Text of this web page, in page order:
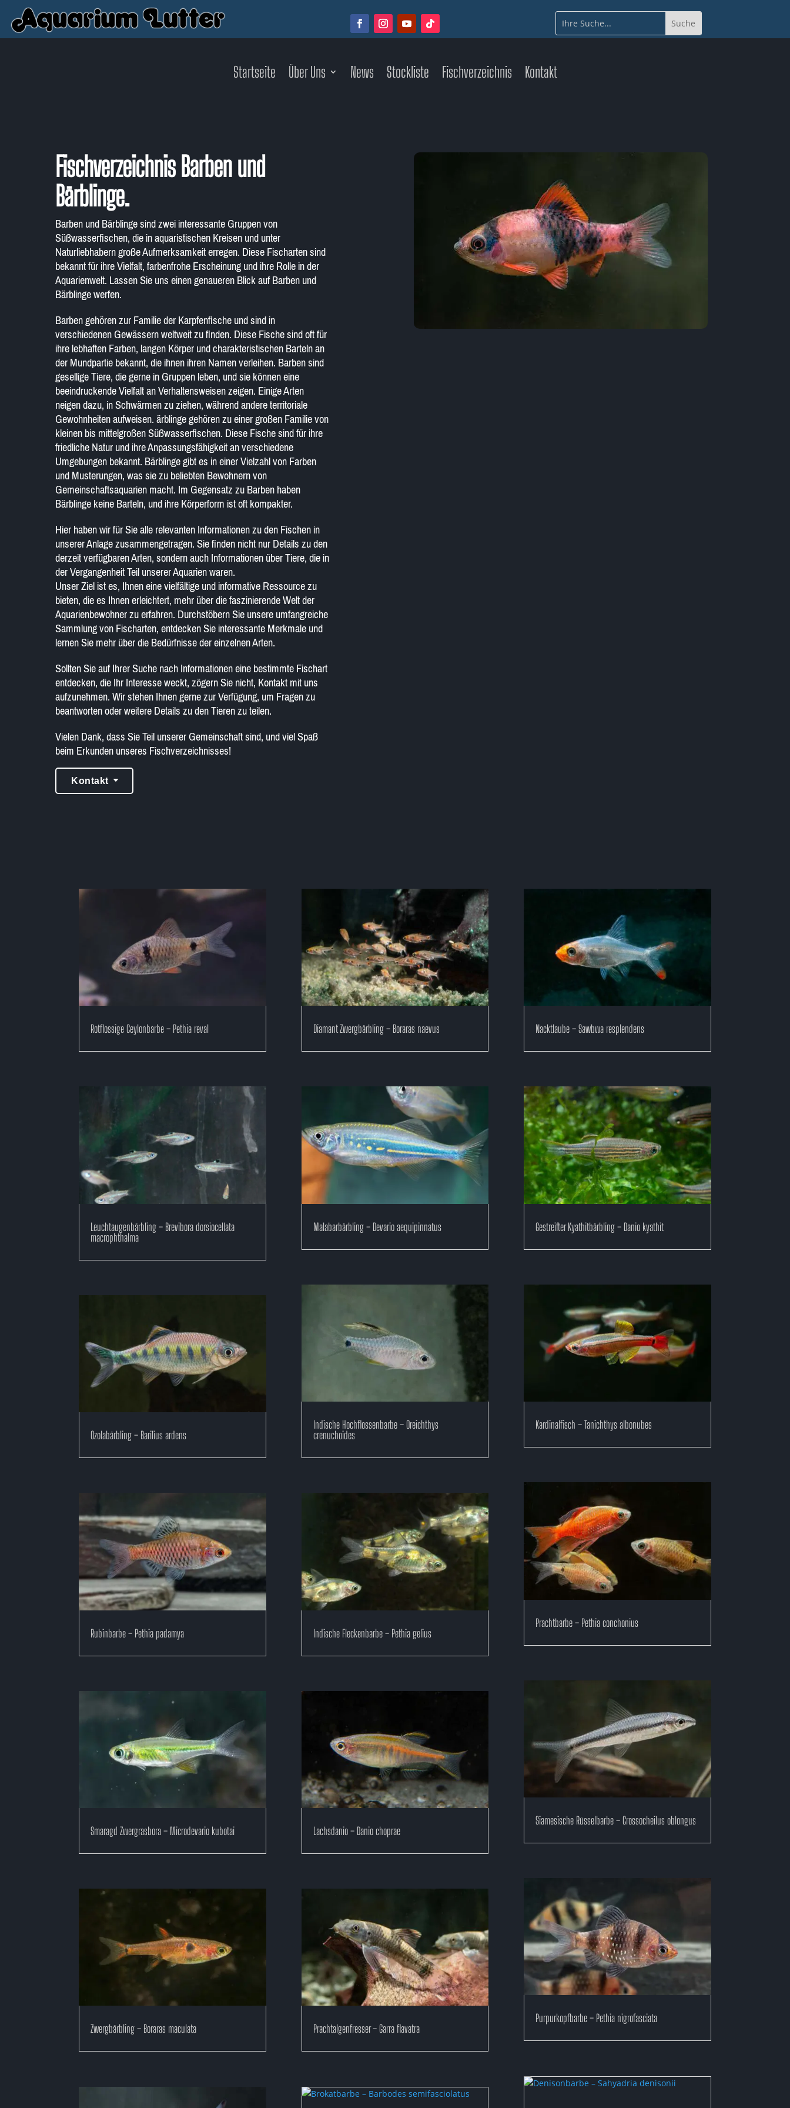
Startseite Über Uns News Stockliste Fischverzeichnis Kontakt
Fischverzeichnis Barben und
Bärblinge.
Barben und Bärblinge sind zwei interessante Gruppen von
Süßwasserfischen, die in aquaristischen Kreisen und unter
Naturliebhabern große Aufmerksamkeit erregen. Diese Fischarten sind
bekannt für ihre Vielfalt, farbenfrohe Erscheinung und ihre Rolle in der
Aquarienwelt. Lassen Sie uns einen genaueren Blick auf Barben und
Bärblinge werfen.
Barben gehören zur Familie der Karpfenfische und sind in
verschiedenen Gewässern weltweit zu finden. Diese Fische sind oft für
ihre lebhaften Farben, langen Körper und charakteristischen Barteln an
der Mundpartie bekannt, die ihnen ihren Namen verleihen. Barben sind
gesellige Tiere, die gerne in Gruppen leben, und sie können eine
beeindruckende Vielfalt an Verhaltensweisen zeigen. Einige Arten
neigen dazu, in Schwärmen zu ziehen, während andere territoriale
Gewohnheiten aufweisen. ärblinge gehören zu einer großen Familie von
kleinen bis mittelgroßen Süßwasserfischen. Diese Fische sind für ihre
friedliche Natur und ihre Anpassungsfähigkeit an verschiedene
Umgebungen bekannt. Bärblinge gibt es in einer Vielzahl von Farben
und Musterungen, was sie zu beliebten Bewohnern von
Gemeinschaftsaquarien macht. Im Gegensatz zu Barben haben
Bärblinge keine Barteln, und ihre Körperform ist oft kompakter.
Hier haben wir für Sie alle relevanten Informationen zu den Fischen in
unserer Anlage zusammengetragen. Sie finden nicht nur Details zu den
derzeit verfügbaren Arten, sondern auch Informationen über Tiere, die in
der Vergangenheit Teil unserer Aquarien waren.
Unser Ziel ist es, Ihnen eine vielfältige und informative Ressource zu
bieten, die es Ihnen erleichtert, mehr über die faszinierende Welt der
Aquarienbewohner zu erfahren. Durchstöbern Sie unsere umfangreiche
Sammlung von Fischarten, entdecken Sie interessante Merkmale und
lernen Sie mehr über die Bedürfnisse der einzelnen Arten.
Sollten Sie auf Ihrer Suche nach Informationen eine bestimmte Fischart
entdecken, die Ihr Interesse weckt, zögern Sie nicht, Kontakt mit uns
aufzunehmen. Wir stehen Ihnen gerne zur Verfügung, um Fragen zu
beantworten oder weitere Details zu den Tieren zu teilen.
Vielen Dank, dass Sie Teil unserer Gemeinschaft sind, und viel Spaß
beim Erkunden unseres Fischverzeichnisses!
Kontakt
Rotflossige Ceylonbarbe – Pethia reval
Leuchtaugenbärbling – Brevibora dorsiocellata
macrophthalma
Ozolabärbling – Barilius ardens
Rubinbarbe – Pethia padamya
Smaragd Zwergrasbora – Microdevario kubotai
Zwergbärbling – Boraras maculata
Diamant Zwergbärbling – Boraras naevus
Malabarbärbling – Devario aequipinnatus
Indische Hochflossenbarbe – Oreichthys
crenuchoides
Indische Fleckenbarbe – Pethia gelius
Lachsdanio – Danio choprae
Prachtalgenfresser – Garra flavatra
Nacktlaube – Sawbwa resplendens
Gestreifter Kyathitbärbling – Danio kyathit
Kardinalfisch – Tanichthys albonubes
Prachtbarbe – Pethia conchonius
Siamesische Rüsselbarbe – Crossocheilus oblongus
Purpurkopfbarbe – Pethia nigrofasciata